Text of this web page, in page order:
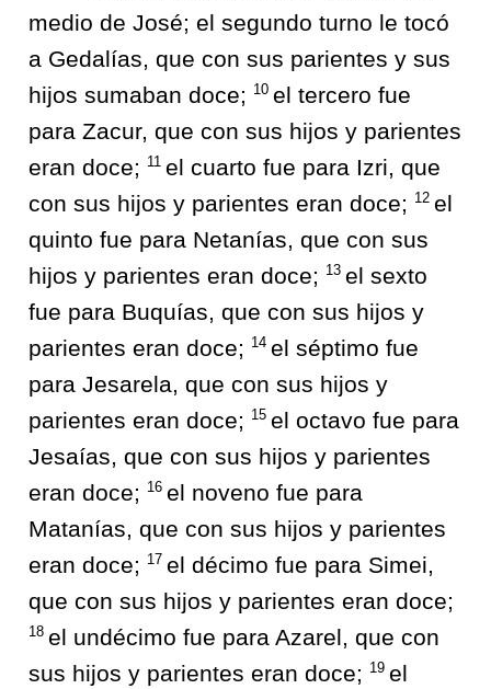
medio de José; el segundo turno le tocó
a Gedalías, que con sus parientes y sus
hijos sumaban doce;
10 el tercero fue
para Zacur, que con sus hijos y parientes
eran doce;
11 el cuarto fue para Izri, que
con sus hijos y parientes eran doce;
12 el
quinto fue para Netanías, que con sus
hijos y parientes eran doce;
13 el sexto
fue para Buquías, que con sus hijos y
parientes eran doce;
14 el séptimo fue
para Jesarela, que con sus hijos y
parientes eran doce;
15 el octavo fue para
Jesaías, que con sus hijos y parientes
eran doce;
16 el noveno fue para
Matanías, que con sus hijos y parientes
eran doce;
17 el décimo fue para Simei,
que con sus hijos y parientes eran doce;
18 el undécimo fue para Azarel, que con
sus hijos y parientes eran doce;
19 el